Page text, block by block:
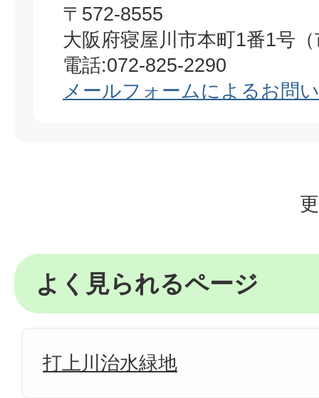
〒572-8555
大阪府寝屋川市本町1番1号
電話:072-825-2290
メールフォームによるお問
よく見られるページ
打上川治水緑地